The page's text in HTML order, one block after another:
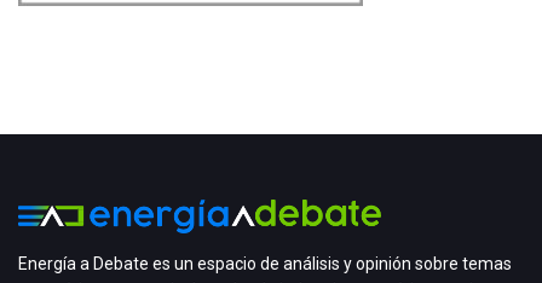
Energía a Debate es un espacio de análisis y opinión sobre temas